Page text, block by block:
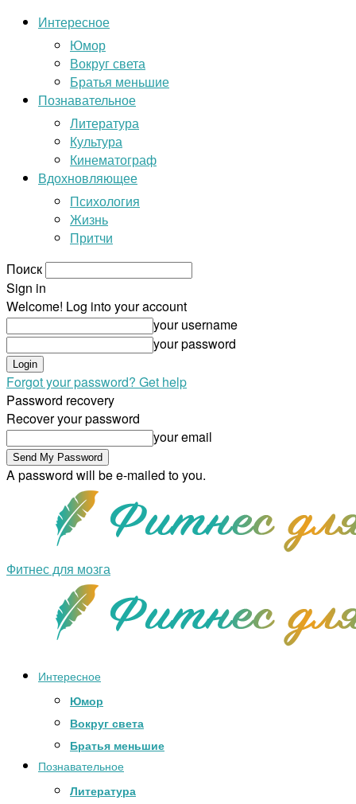
Интересное
Юмор
Вокруг света
Братья меньшие
Познавательное
Литература
Культура
Кинематограф
Вдохновляющее
Психология
Жизнь
Притчи
Поиск
Sign in
Welcome! Log into your account
your username
your password
Forgot your password? Get help
Password recovery
Recover your password
your email
A password will be e-mailed to you.
Фитнес для мозга
Интересное
Юмор
Вокруг света
Братья меньшие
Познавательное
Литература